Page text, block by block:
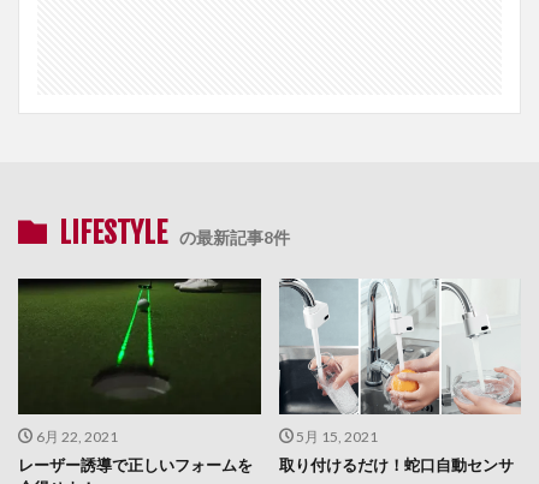
LIFESTYLE の最新記事8件
6月 22, 2021
レーザー誘導で正しいフォームを
5月 15, 2021
取り付けるだけ！蛇口自動センサ